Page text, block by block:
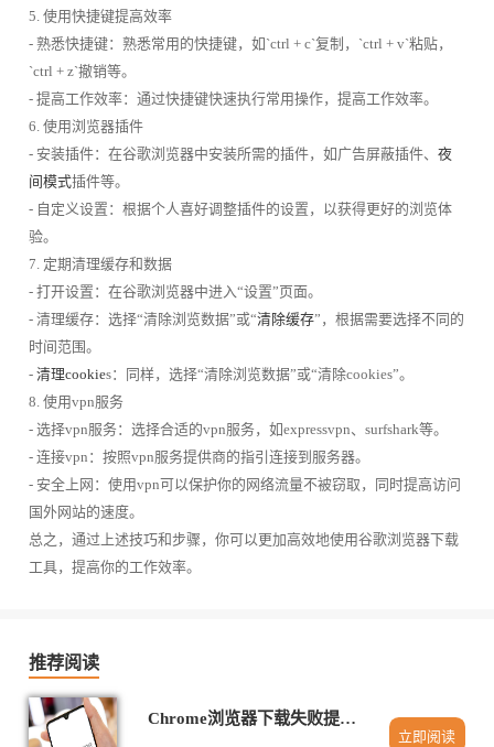
5. 使用快捷键提高效率
- 熟悉快捷键：熟悉常用的快捷键，如`ctrl + c`复制，`ctrl + v`粘贴，
`ctrl + z`撤销等。
- 提高工作效率：通过快捷键快速执行常用操作，提高工作效率。
6. 使用浏览器插件
- 安装插件：在谷歌浏览器中安装所需的插件，如广告屏蔽插件、 夜
间模式插件等。
- 自定义设置：根据个人喜好调整插件的设置，以获得更好的浏览体
验。
7. 定期清理缓存和数据
- 打开设置：在谷歌浏览器中进入“设置”页面。
- 清理缓存：选择“清除浏览数据”或“清除缓存”，根据需要选择不同的
时间范围。
- 清理cookies：同样，选择“清除浏览数据”或“清除cookies”。
8. 使用vpn服务
- 选择vpn服务：选择合适的vpn服务，如expressvpn、surfshark等。
- 连接vpn：按照vpn服务提供商的指引连接到服务器。
- 安全上网：使用vpn可以保护你的网络流量不被窃取，同时提高访问
国外网站的速度。
总之，通过上述技巧和步骤，你可以更加高效地使用谷歌浏览器下载
工具，提高你的工作效率。
推荐阅读
Chrome浏览器下载失败提示网络错误怎么办
立即阅读